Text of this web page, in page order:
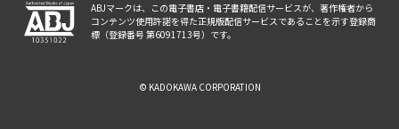
ABJマークは、この電子書店・電子書籍配信サービスが、著作権者から
コンテンツ使用許諾を得た正規版配信サービスであることを示す登録商
標（登録番号 第6091713号）です。
© KADOKAWA CORPORATION